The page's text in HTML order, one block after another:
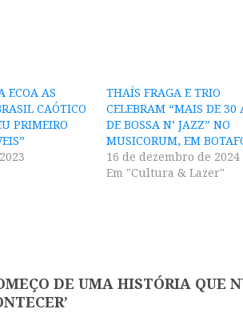
ECOA AS
CAÓTICO
PRIMEIRO
THAÍS FRAGA E TRIO
CELEBRAM “MAIS DE 30
DE BOSSA N’ JAZZ” NO
MUSICORUM, EM
16 de dezembro de 2024
Em "Cultura & Lazer"
DE UMA HISTÓRIA QUE